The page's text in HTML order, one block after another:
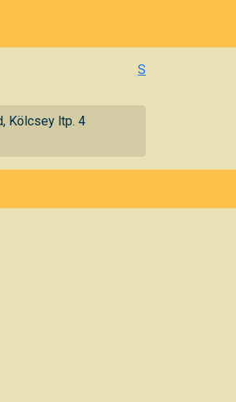
S
Kölcsey ltp. 4